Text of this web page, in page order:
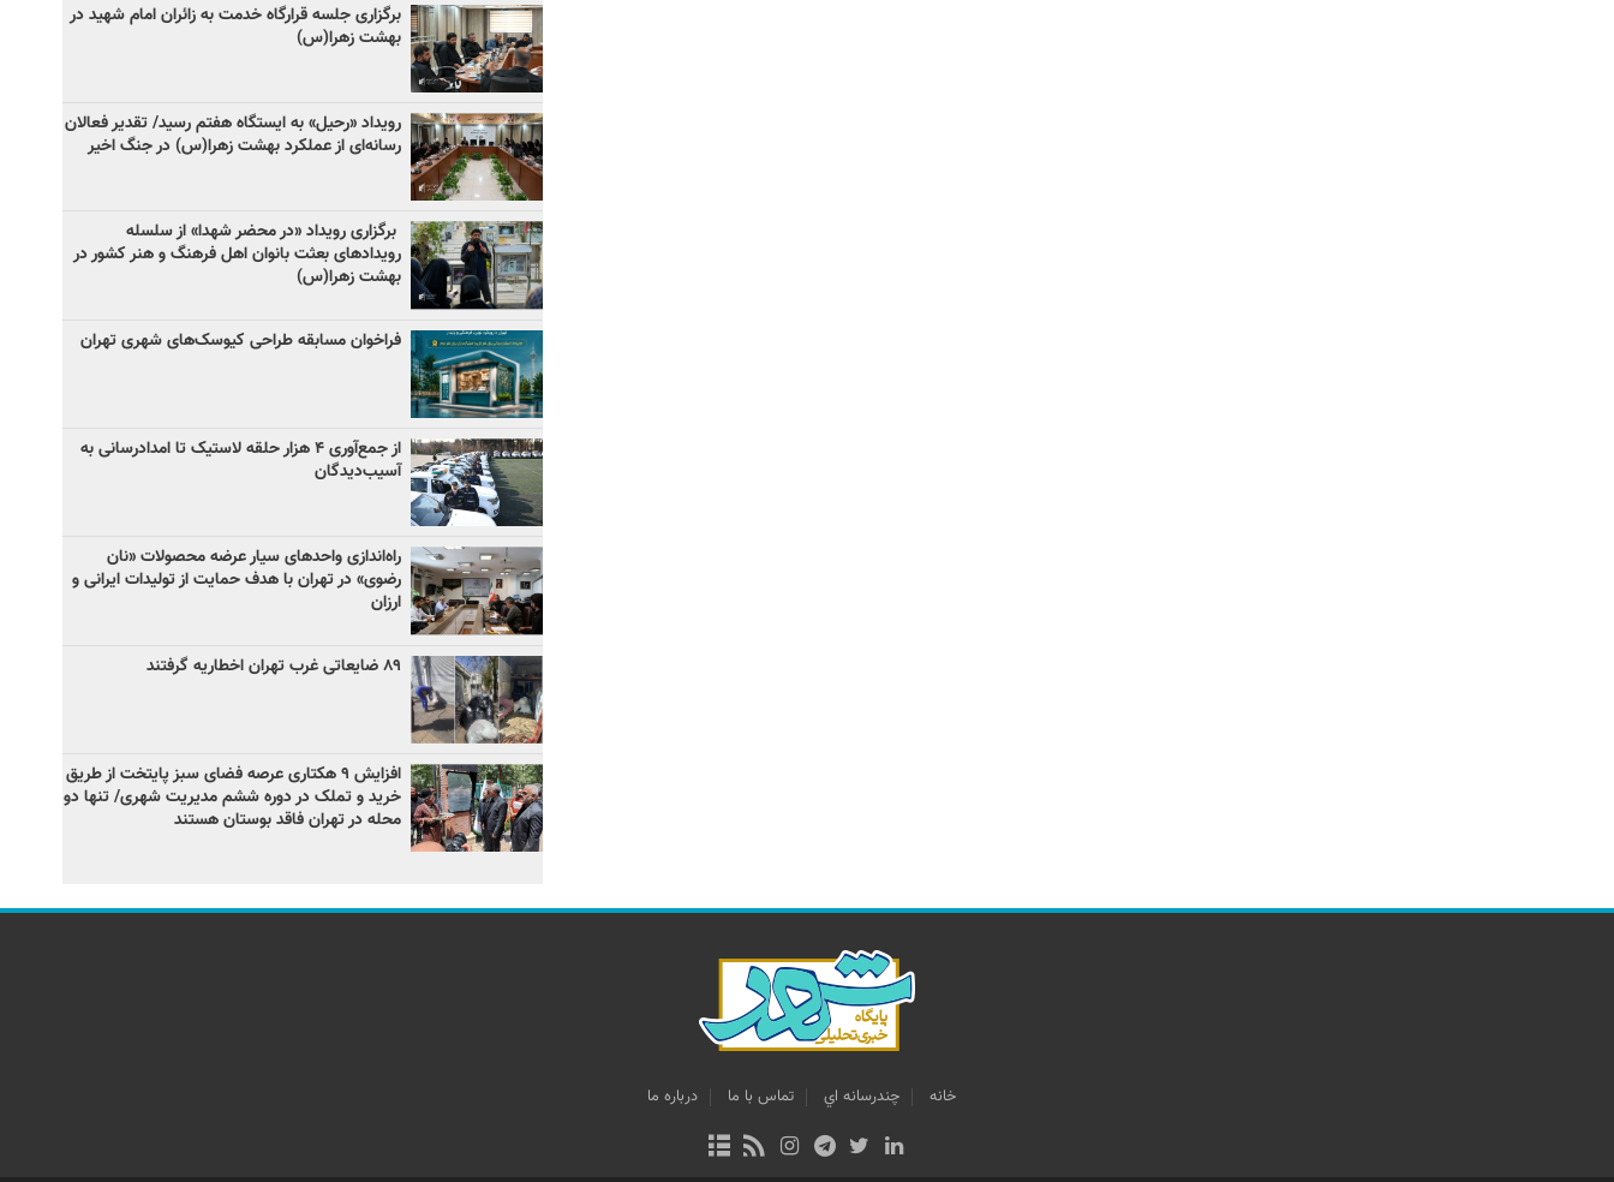
برگزاری جلسه قرارگاه خدمت به زائران امام شهید در
بهشت زهرا(س)
رویداد «رحیل» به ایستگاه هفتم رسید/ تقدیر فعالان
رسانه‌ای از عملکرد بهشت زهرا(س) در جنگ اخیر
برگزاری رویداد «در محضر شهدا» از سلسله
رویدادهای بعثت بانوان اهل فرهنگ و هنر کشور در
بهشت زهرا(س)
فراخوان مسابقه طراحی کیوسک‌های شهری تهران
از جمع‌آوری ۴ هزار حلقه لاستیک تا امدادرسانی به
آسیب‌دیدگان
راه‌اندازی واحدهای سیار عرضه محصولات «نان
رضوی» در تهران با هدف حمایت از تولیدات ایرانی و
ارزان
۸۹ ضایعاتی غرب تهران اخطاریه گرفتند
افزایش ۹ هکتاری عرصه فضای سبز پایتخت از طریق
خرید و تملک در دوره ششم مدیریت شهری/ تنها دو
محله در تهران فاقد بوستان هستند
خانه چندرسانه اي تماس با ما درباره ما